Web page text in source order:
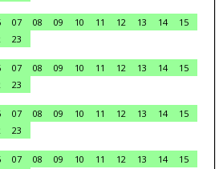
07 08 09 10 11 12 13 14
15
23
07 08 09 10 11 12 13 14
15
23
07 08 09 10 11 12 13 14
15
23
07 08 09 10 11 12 13 14
15